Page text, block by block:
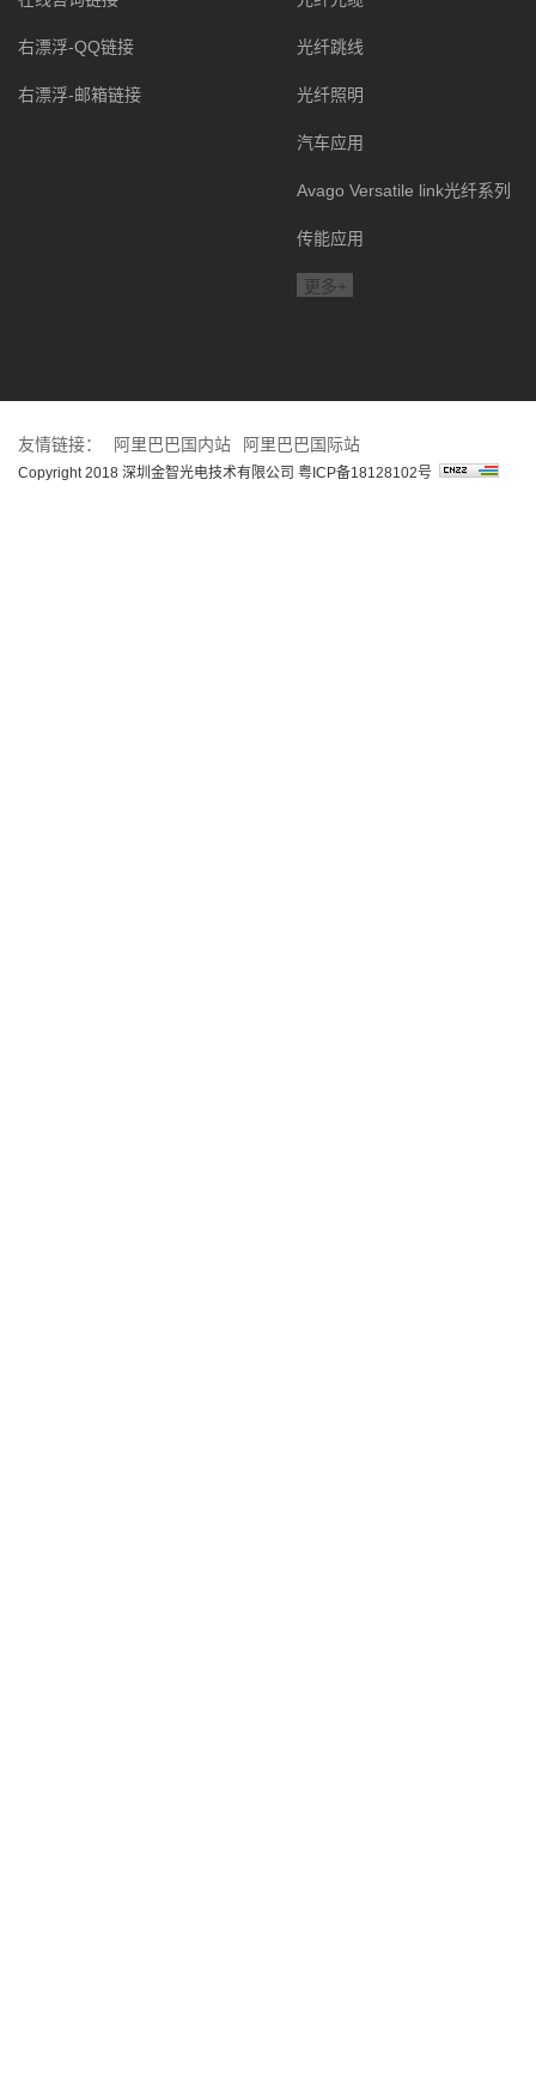
右漂浮-QQ链接
右漂浮-邮箱链接
光纤跳线
光纤照明
汽车应用
Avago Versatile link光纤系列
传能应用
更多+
友情链接： 阿里巴巴国内站 阿里巴巴国际站
Copyright 2018 深圳金智光电技术有限公司 粤ICP备18128102号